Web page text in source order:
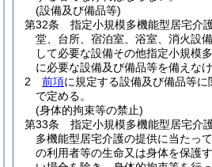
(設備及び備品等)
第32条
指定小規模多機能型居宅介
堂、台所、宿泊室、浴室、消火設
して必要な設備その他指定小規模
に必要な設備及び備品等を備えな
2
前項に規定する設備及び備品等に
で定める。
(身体的拘束等の禁止)
第33条
指定小規模多機能型居宅介
多機能型居宅介護の提供に当たっ
の利用者等の生命又は身体を保護